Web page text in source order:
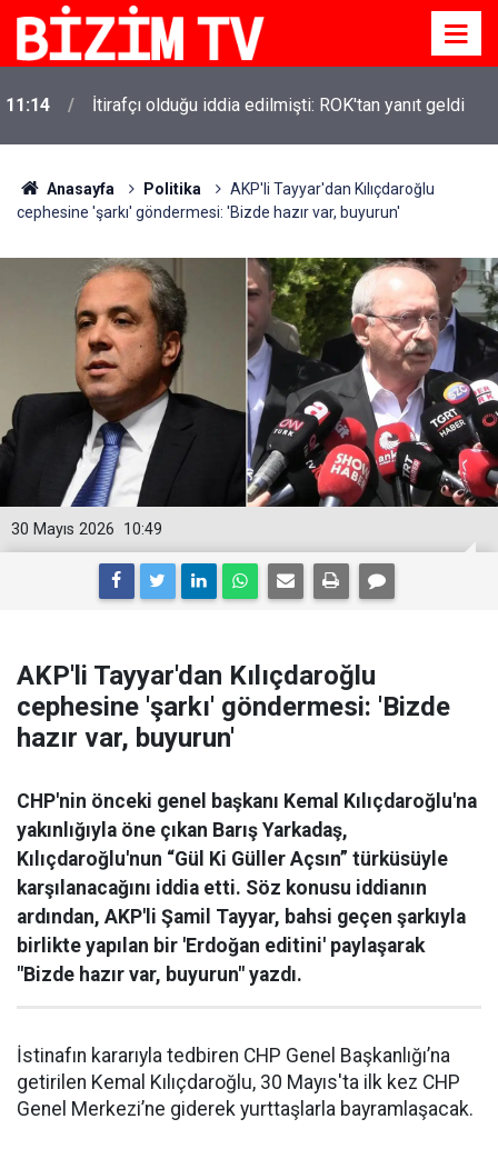
11:14 İtirafçı olduğu iddia edilmişti: ROK'tan yanıt geldi
Anasayfa Politika
AKP'li Tayyar'dan Kılıçdaroğlu
cephesine 'şarkı' göndermesi: 'Bizde hazır var, buyurun'
10:49
30 Mayıs 2026
AKP'li Tayyar'dan Kılıçdaroğlu
cephesine 'şarkı' göndermesi: 'Bizde
hazır var, buyurun'
CHP'nin önceki genel başkanı Kemal Kılıçdaroğlu'na
yakınlığıyla öne çıkan Barış Yarkadaş,
Kılıçdaroğlu'nun “Gül Ki Güller Açsın” türküsüyle
karşılanacağını iddia etti. Söz konusu iddianın
ardından, AKP'li Şamil Tayyar, bahsi geçen şarkıyla
birlikte yapılan bir 'Erdoğan editini' paylaşarak
"Bizde hazır var, buyurun" yazdı.
İstinafın kararıyla tedbiren CHP Genel Başkanlığı’na
getirilen Kemal Kılıçdaroğlu, 30 Mayıs'ta ilk kez CHP
Genel Merkezi’ne giderek yurttaşlarla bayramlaşacak.